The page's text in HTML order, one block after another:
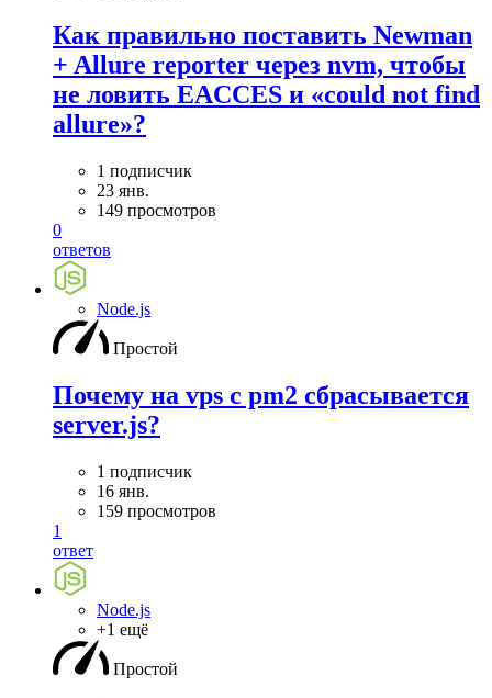
Как правильно поставить Newman
+ Allure reporter через nvm, чтобы
не ловить EACCES и «could not find
allure»?
1 подписчик
23 янв.
149 просмотров
0
ответов
Node.js
Простой
Почему на vps с pm2 сбрасывается
server.js?
1 подписчик
16 янв.
159 просмотров
1
ответ
Node.js
+1 ещё
Простой